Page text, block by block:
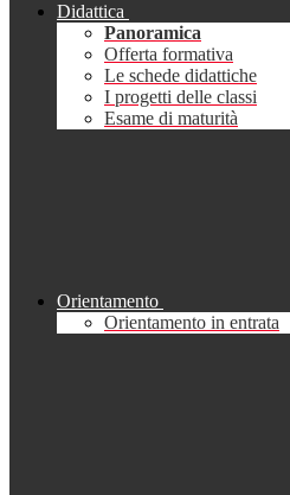
Didattica
Panoramica
Offerta formativa
Le schede didattiche
I progetti delle classi
Esame di maturità
Orientamento
Orientamento in entrata